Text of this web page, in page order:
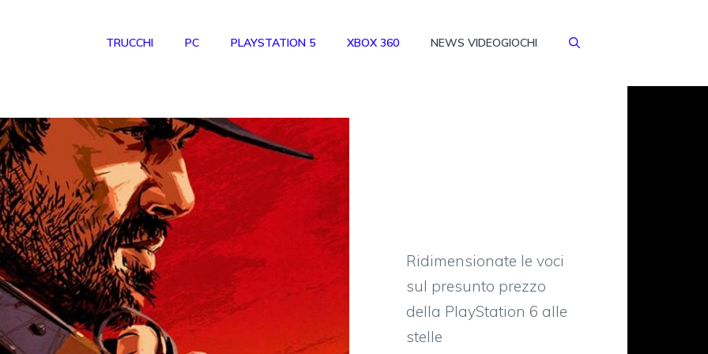
TRUCCHI PC PLAYSTATION 5 XBOX 360 NEWS VIDEOGIOCHI
Ridimensionate le voci
sul presunto prezzo
della PlayStation 6 alle
stelle